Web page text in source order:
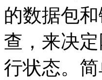
的数据包
查，来决
行状态。